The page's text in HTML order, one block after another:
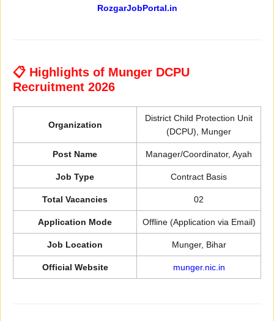
RozgarJobPortal.in
📋 Highlights of Munger DCPU
Recruitment 2026
Organization
District Child Protection Unit
(DCPU), Munger
Post Name Manager/Coordinator, Ayah
Job Type Contract Basis
Total Vacancies 02
Application Mode Offline (Application via Email)
Job Location Munger, Bihar
Official Website munger.nic.in